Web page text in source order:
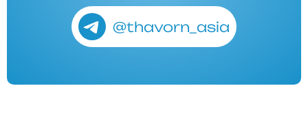
@thavorn_asia